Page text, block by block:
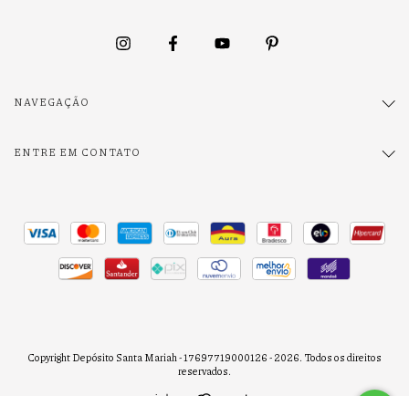
NAVEGAÇÃO
ENTRE EM CONTATO
Copyright Depósito Santa Mariah - 17697719000126 - 2026. Todos os direitos
reservados.